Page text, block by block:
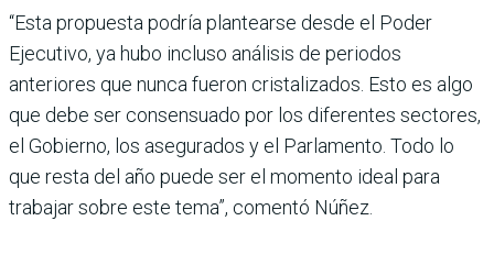
“Esta propuesta podría plan­tearse desde el Poder
Ejecu­tivo, ya hubo incluso análisis de periodos
anteriores que nunca fueron cristalizados. Esto es algo
que debe ser consensuado por los diferentes sectores,
el Gobierno, los asegurados y el Parlamento. Todo lo
que resta del año puede ser el momento ideal para
trabajar sobre este tema”, comentó Núñez.